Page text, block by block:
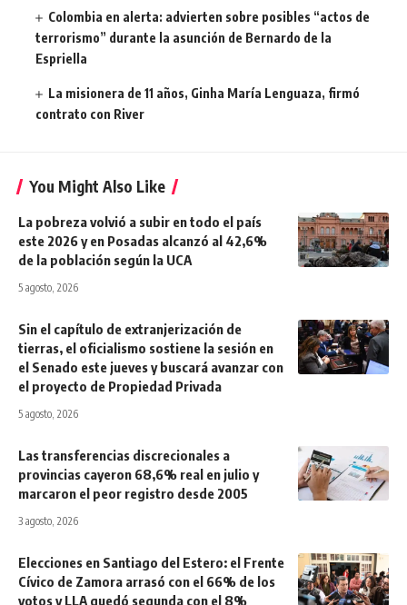
Colombia en alerta: advierten sobre posibles “actos de
terrorismo” durante la asunción de Bernardo de la
Espriella
La misionera de 11 años, Ginha María Lenguaza, firmó
contrato con River
You Might Also Like
La pobreza volvió a subir en todo el país
este 2026 y en Posadas alcanzó al 42,6%
de la población según la UCA
5 agosto, 2026
Sin el capítulo de extranjerización de
tierras, el oficialismo sostiene la sesión en
el Senado este jueves y buscará avanzar con
el proyecto de Propiedad Privada
5 agosto, 2026
Las transferencias discrecionales a
provincias cayeron 68,6% real en julio y
marcaron el peor registro desde 2005
3 agosto, 2026
Elecciones en Santiago del Estero: el Frente
Cívico de Zamora arrasó con el 66% de los
votos y LLA quedó segunda con el 8%